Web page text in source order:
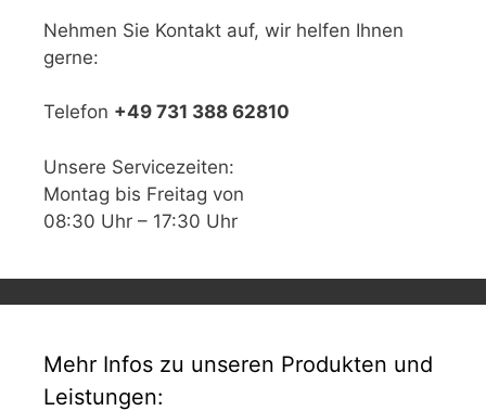
Nehmen Sie Kontakt auf, wir helfen Ihnen
gerne:
Telefon +49 731 388 62810
Unsere Servicezeiten:
Montag bis Freitag von
08:30 Uhr – 17:30 Uhr
Mehr Infos zu unseren Produkten und
Leistungen: